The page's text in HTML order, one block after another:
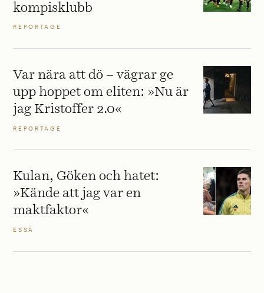
kompisklubb
REPORTAGE
Var nära att dö – vägrar ge
upp hoppet om eliten: »Nu är
jag Kristoffer 2.0«
REPORTAGE
Kulan, Göken och hatet:
»Kände att jag var en
maktfaktor«
ESSÄ